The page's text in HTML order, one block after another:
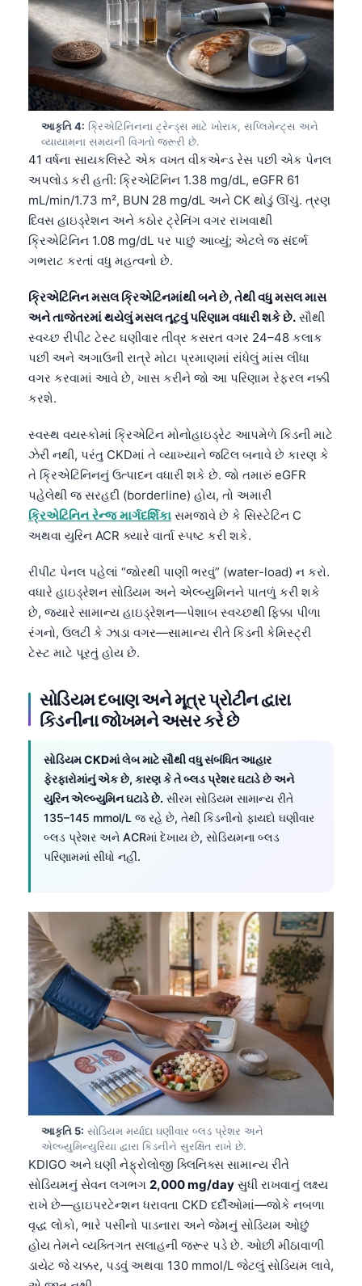
આકૃતિ 4: ક્રિએટિનિનના ટ્રેન્ડ્સ માટે ખોરાક, સપ્લિમેન્ટ્સ અને
વ્યાયામના સમયની વિગતો જરૂરી છે.
41 વર્ષના સાયકલિસ્ટે એક વખત વીકએન્ડ રેસ પછી એક પેનલ
અપલોડ કરી હતી: ક્રિએટિનિન 1.38 mg/dL, eGFR 61
mL/min/1.73 m², BUN 28 mg/dL અને CK થોડું ઊંચું. ત્રણ
દિવસ હાઇડ્રેશન અને કઠોર ટ્રેનિંગ વગર રાખવાથી
ક્રિએટિનિન 1.08 mg/dL પર પાછું આવ્યું; એટલે જ સંદર્ભ
ગભરાટ કરતાં વધુ મહત્વનો છે.
ક્રિએટિનિન મસલ ક્રિએટિનમાંથી બને છે, તેથી વધુ મસલ માસ
અને તાજેતરમાં થયેલું મસલ તૂટવું પરિણામ વધારી શકે છે. સૌથી
સ્વચ્છ રીપીટ ટેસ્ટ ઘણીવાર તીવ્ર કસરત વગર 24–48 કલાક
પછી અને અગાઉની રાત્રે મોટા પ્રમાણમાં રાંધેલું માંસ લીધા
વગર કરવામાં આવે છે, ખાસ કરીને જો આ પરિણામ રેફરલ નક્કી
કરશે.
સ્વસ્થ વયસ્કોમાં ક્રિએટિન મોનોહાઇડ્રેટ આપમેળે કિડની માટે
ઝેરી નથી, પરંતુ CKDમાં તે વ્યાખ્યાને જટિલ બનાવે છે કારણ કે
તે ક્રિએટિનિનનું ઉત્પાદન વધારી શકે છે. જો તમારું eGFR
પહેલેથી જ સરહદી (borderline) હોય, તો અમારી
ક્રિએટિનિન રેન્જ માર્ગદર્શિકા સમજાવે છે કે સિસ્ટેટિન C
અથવા યુરિન ACR ક્યારે વાર્તા સ્પષ્ટ કરી શકે.
રીપીટ પેનલ પહેલાં “જોરથી પાણી ભરવું” (water-load) ન કરો.
વધારે હાઇડ્રેશન સોડિયમ અને એલ્બ્યુમિનને પાતળું કરી શકે
છે, જ્યારે સામાન્ય હાઇડ્રેશન—પેશાબ સ્વચ્છથી ફિક્કા પીળા
રંગનો, ઉલટી કે ઝાડા વગર—સામાન્ય રીતે કિડની કેમિસ્ટ્રી
ટેસ્ટ માટે પૂરતું હોય છે.
સોડિયમ દબાણ અને મૂત્ર પ્રોટીન દ્વારા
કિડનીના જોખમને અસર કરે છે
સોડિયમ CKDમાં લેબ માટે સૌથી વધુ સંબંધિત આહાર
ફેરફારોમાંનું એક છે, કારણ કે તે બ્લડ પ્રેશર ઘટાડે છે અને
યુરિન એલ્બ્યુમિન ઘટાડે છે. સીરમ સોડિયમ સામાન્ય રીતે
135–145 mmol/L જ રહે છે, તેથી કિડનીનો ફાયદો ઘણીવાર
બ્લડ પ્રેશર અને ACRમાં દેખાય છે, સોડિયમના બ્લડ
પરિણામમાં સીધો નહીં.
આકૃતિ 5: સોડિયમ મર્યાદા ઘણીવાર બ્લડ પ્રેશર અને
એલ્બ્યુમિન્યુરિયા દ્વારા કિડનીને સુરક્ષિત રાખે છે.
KDIGO અને ઘણી નેફ્રોલોજી ક્લિનિક્સ સામાન્ય રીતે
સોડિયમનું સેવન લગભગ 2,000 mg/day સુધી રાખવાનું લક્ષ્ય
રાખે છે—હાઇપરટેન્શન ધરાવતા CKD દર્દીઓમાં—જોકે નબળા
વૃદ્ધ લોકો, ભારે પસીનો પાડનારા અને જેમનું સોડિયમ ઓછું
હોય તેમને વ્યક્તિગત સલાહની જરૂર પડે છે. ઓછી મીઠાવાળી
ડાયેટ જે ચક્કર, પડવું અથવા 130 mmol/L જેટલું સોડિયમ લાવે,